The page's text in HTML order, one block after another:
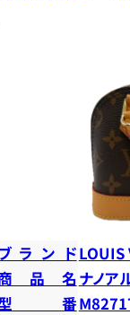
ランドLOUIS
品名 ナノア
番